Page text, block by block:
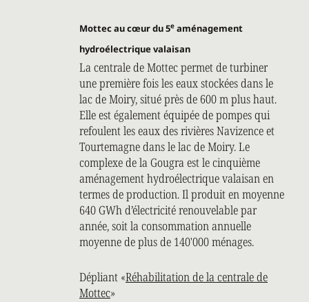
Mottec au cœur du 5e aménagement
hydroélectrique valaisan
La centrale de Mottec permet de turbiner
une première fois les eaux stockées dans le
lac de Moiry, situé près de 600 m plus haut.
Elle est également équipée de pompes qui
refoulent les eaux des rivières Navizence et
Tourtemagne dans le lac de Moiry. Le
complexe de la Gougra est le cinquième
aménagement hydroélectrique valaisan en
termes de production. Il produit en moyenne
640 GWh d’électricité renouvelable par
année, soit la consommation annuelle
moyenne de plus de 140'000 ménages.
Dépliant «Réhabilitation de la centrale de
Mottec»